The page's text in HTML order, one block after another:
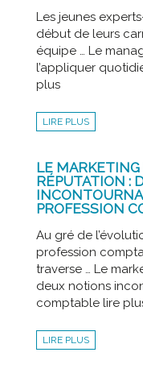
Les jeunes
début de leurs
équipe … Le
l’appliquer
plus
LIRE PLUS
LE MARKETING
RÉPUTATION :
PROFESSION
Au gré de
profession
traverse … Le
deux notions
comptable lire
LIRE PLUS